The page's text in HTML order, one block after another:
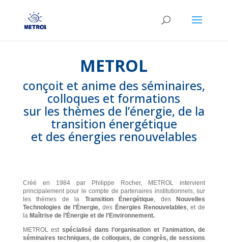
METROL
conçoit et anime des séminaires,
colloques et formations
sur les thèmes de l’énergie, de la
transition énergétique
et des énergies renouvelables
Créé en 1984 par Philippe Rocher, METROL intervient
principalement pour le compte de partenaires institutionnels, sur
les thèmes de la Transition Énergétique, des
Nouvelles
Technologies de l’Énergie,des Énergies Renouvelables, et de
la Maîtrise de l’Énergie et de l’Environnement.
METROL estspécialisé dans l’organisation et l’animation, de
séminaires techniques, de colloques, de congrès, de sessions